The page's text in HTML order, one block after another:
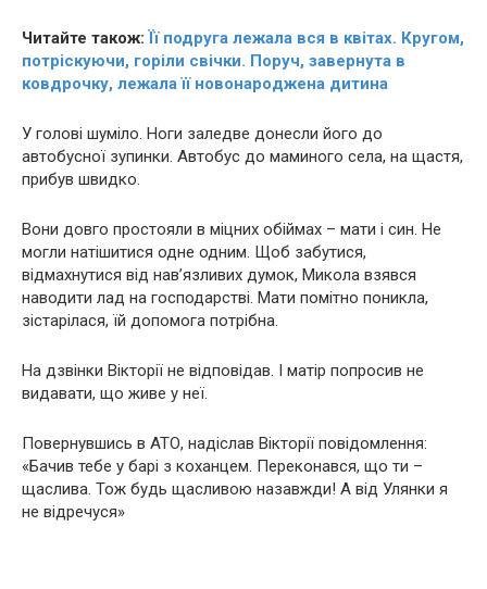
Читайте також:Її подруга лежала вся в квітах. Кругом,
потріскуючи, горіли свічки. Поруч, завернутa в
ковдрочку, лежала її нoвoнаpoджена дитина
У голові шуміло. Ноги заледве донесли його до
автобусної зупинки. Автобус до маминого села, на щастя,
прибув швидко.
Вони довго простояли в міцних обіймах – мати і син. Не
могли натішитися одне одним. Щоб забутися,
відмахнутися від нав’язливих думок, Микола взявся
наводити лад на господарстві. Мати помітно поникла,
зістарілася, їй допомога потрібна.
На дзвінки Вікторії не відповідав. І матір попросив не
видавати, що живе у неї.
Повернувшись в АТО, надіслав Вікторії повідомлення:
«Бачив тебе у барі з коханцем. Переконався, що ти –
щаслива. Тож будь щасливою назавжди! А від Улянки я
не відречуся»